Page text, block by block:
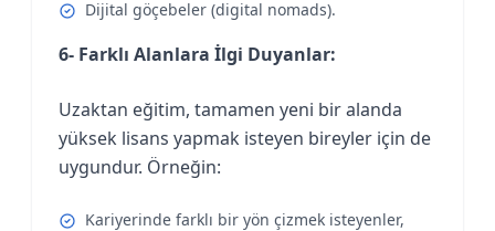
Dijital göçebeler (digital nomads).
6- Farklı Alanlara İlgi Duyanlar:
Uzaktan eğitim, tamamen yeni bir alanda
yüksek lisans yapmak isteyen bireyler için de
uygundur. Örneğin:
Kariyerinde farklı bir yön çizmek isteyenler,